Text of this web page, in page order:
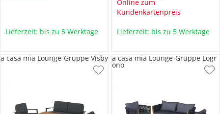
Lieferzeit: bis zu 5 Werktage
Online zum
Kundenkartenpreis
Lieferzeit: bis zu 5 Werktage
a casa mia Lounge-Gruppe Visby a casa mia Lounge-Gruppe Logr
ono